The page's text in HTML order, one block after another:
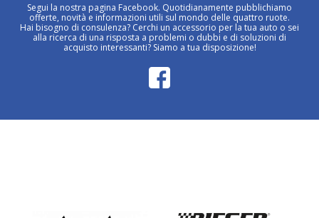
Segui la nostra pagina Facebook. Quotidianamente pubblichiamo
offerte, novità e informazioni utili sul mondo delle quattro ruote.
Hai bisogno di consulenza? Cerchi un accessorio per la tua auto o sei
alla ricerca di una risposta a problemi o dubbi e di soluzioni di
acquisto interessanti? Siamo a tua disposizione!